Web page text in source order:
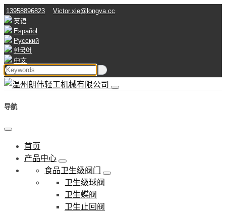
13958896823
Victor.xie@longva.cc
英语
Español
Русский
한국어
中文
导航
首页
产品中心
食品卫生级阀门
卫生级球阀
卫生蝶阀
卫生止回阀